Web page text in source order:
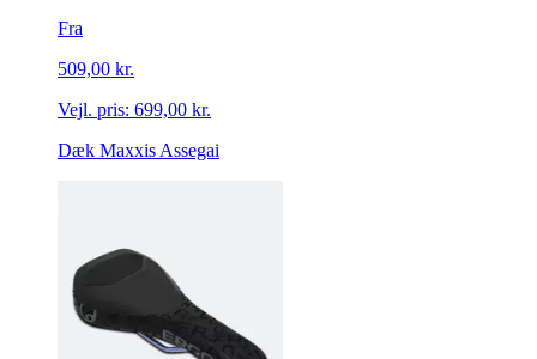
Fra
509,00 kr.
Vejl. pris: 699,00 kr.
Dæk Maxxis Assegai